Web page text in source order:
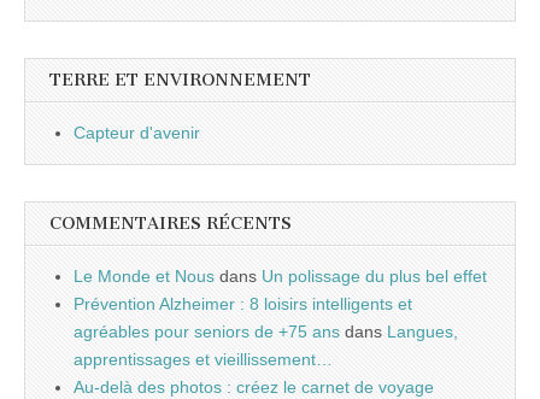
TERRE ET ENVIRONNEMENT
Capteur d'avenir
COMMENTAIRES RÉCENTS
Le Monde et Nous dans Un polissage du plus bel effet
Prévention Alzheimer : 8 loisirs intelligents et
agréables pour seniors de +75 ans dans Langues,
apprentissages et vieillissement…
Au-delà des photos : créez le carnet de voyage